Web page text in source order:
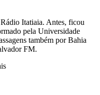
Itatiaia. Antes, ficou
pela Universidade
também por Bahia
FM.